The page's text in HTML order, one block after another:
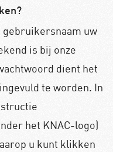
uw
is bij onze
dient het
te worden. In
het KNAC-logo)
u kunt klikken